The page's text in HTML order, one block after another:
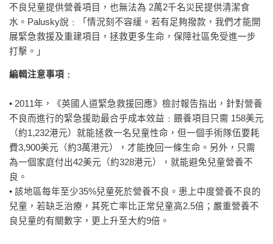
不良兒童提供營養項目，也無法為 2萬2千名災民提供清潔食
水。Palusky說﹕「情況刻不容緩。若有足夠撥款，我們才能開
展緊急救援及重建項目，拯救更多生命，保障社區免受進一步
打擊。」
編輯注意事項﹕
• 2011年，《英國人道緊急救援回應》檢討報告指出，針對營養
不良而進行的緊急援助最合乎成本效益﹕餵養項目只需 158美元
（約1,232港元）就能拯救一名兒童性命，但一個手術隊伍要耗
費3,900美元（約3萬港元），才能挽回一條生命。另外，只需
為一個家庭付出42美元（約328港元），就能避免兒童營養不
良。
• 該地區每年至少35%兒童死於營養不良。患上中度營養不良的
兒童，若缺乏治療，其死亡率比正常兒童高2.5倍；嚴重營養不
良兒童的有關數字，更上升至大約9倍。